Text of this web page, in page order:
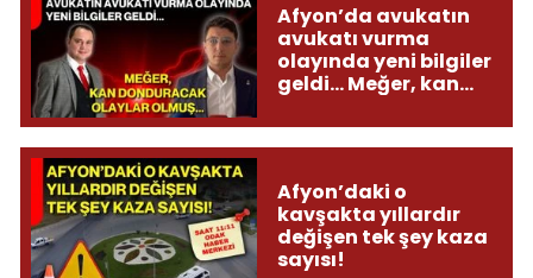
Afyon’da avukatın
avukatı vurma
olayında yeni bilgiler
geldi... Meğer, kan
olmuş...
Afyon’daki o
kavşakta yıllardır
değişen tek şey kaza
sayısı!